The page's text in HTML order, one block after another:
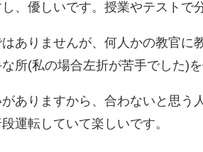
、優しいです。授業やテストで
ありませんが、何人かの教官
所(私の場合左折が苦手でした)
ありますから、合わないと思
運転していて楽しいです。